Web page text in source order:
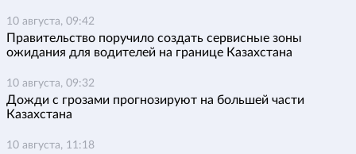
10 августа, 09:42
Правительство поручило создать сервисные зоны
ожидания для водителей на границе Казахстана
10 августа, 09:32
Дожди с грозами прогнозируют на большей части
Казахстана
10 августа, 11:18